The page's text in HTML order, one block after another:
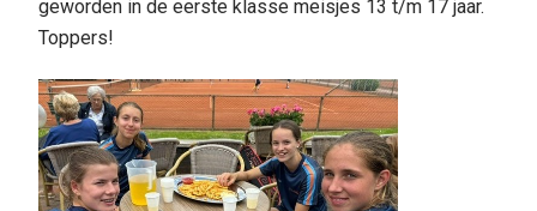
geworden in de eerste klasse meisjes 13 t/m 17 jaar.
Toppers!